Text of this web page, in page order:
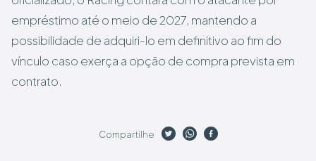
empréstimo até o meio de 2027, mantendo a
possibilidade de adquiri-lo em definitivo ao fim do
vínculo caso exerça a opção de compra prevista em
contrato.
Compartilhe